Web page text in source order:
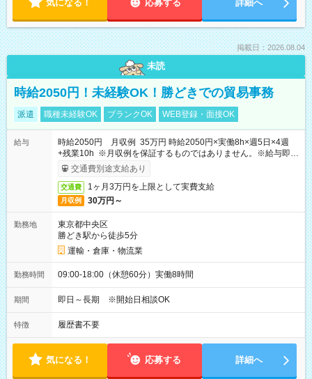
気になる！ 応募する 詳細へ
掲載日：2026.08.04
未読
時給2050円！未経験OK！勝どきでの貿易事務
派遣 職種未経験OK ブランクOK WEB登録・面接OK
給与
時給2050円 月収例 35万円 時給2050円×実働8h×週5日×4週
+残業10h ※月収例を保証するものではありません。※給与即受
取りサービス利用可（利用条件有）
交通費別途支給あり
交通費 1ヶ月3万円を上限として実費支給
月収例 30万円～
勤務地
東京都中央区
勝どき駅から徒歩5分
運輸・倉庫・物流業
勤務時間 09:00-18:00（休憩60分）実働8時間
期間 即日～長期 ※開始日相談OK
特徴 履歴書不要
気になる！ 応募する 詳細へ